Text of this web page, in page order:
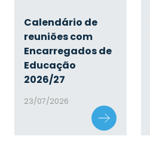
Calendário de
reuniões com
Encarregados de
Educação
2026/27
23/07/2026